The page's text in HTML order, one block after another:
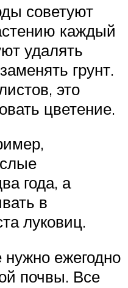
советуют
каждый
удалять
грунт.
это
цветение.
года, а
в
луковиц.
ежегодно
почвы. Все